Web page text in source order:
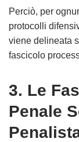
Perciò, per
protocolli
viene delineata
fascicolo
3. Le
Penale